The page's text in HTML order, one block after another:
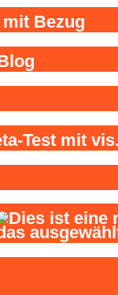
Bezug
Test mit